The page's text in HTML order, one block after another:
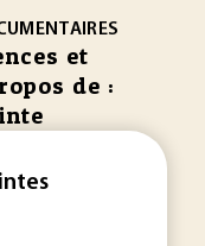
et
de :